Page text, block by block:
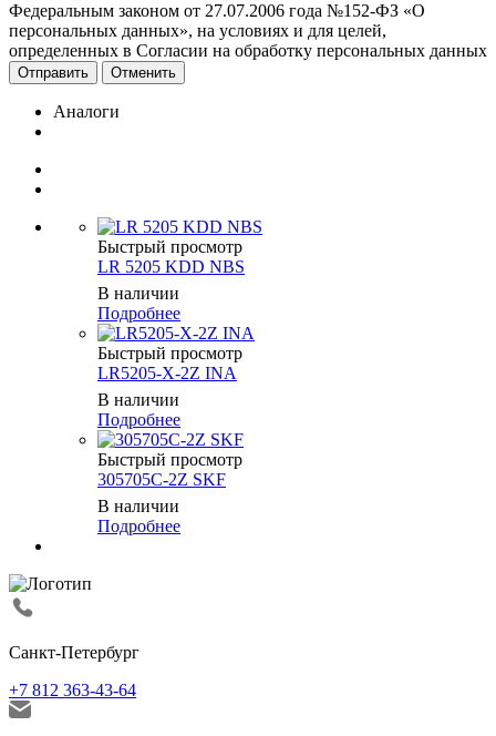
Федеральным законом от 27.07.2006 года №152-ФЗ «О
персональных данных», на условиях и для целей,
определенных в Согласии на обработку персональных данных
Отменить
Аналоги
Быстрый просмотр
LR 5205 KDD NBS
В наличии
Подробнее
Быстрый просмотр
LR5205-X-2Z INA
В наличии
Подробнее
Быстрый просмотр
305705C-2Z SKF
В наличии
Подробнее
Санкт-Петербург
+7 812 363-43-64